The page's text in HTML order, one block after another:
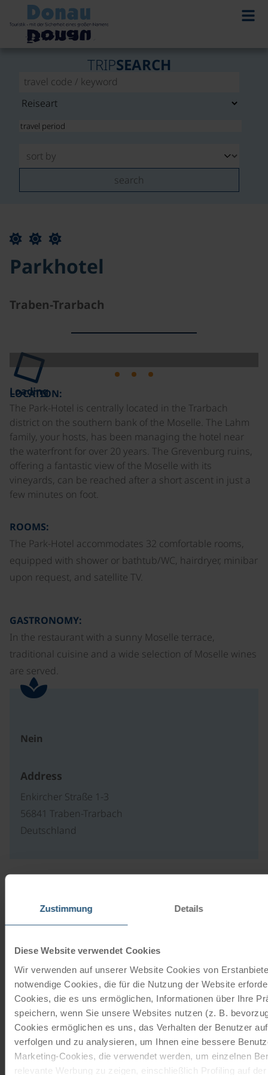
Zustimmung Details
Diese Website verwendet Cookies
Wir verwenden auf unserer Website Cookies von
notwendige Cookies, die für die Nutzung der Website
Cookies, die es uns ermöglichen, Informationen über Ihre
speichern, wenn Sie unsere Websites nutzen (z. B.
Cookies ermöglichen es uns, das Verhalten der Benutzer
verfolgen und zu analysieren, um Ihnen eine bessere
Marketing-Cookies, die verwendet werden, um einzelnen
relevante Werbung zu zeigen, einschließlich Profiling auf
TRIPSEARCH
search
Parkhotel
Traben-Trarbach
Loading
LOCATION:
The Park-Hotel is centrally located in the Trarbach
district on the southern bank of the Moselle. The Lahm
family, your hosts, has been managing the hotel near
the waterfront for over 20 years. The Grevenburg ruins,
offering a fantastic view of the Moselle with its
vineyards, can be reached after a short ascent in just a
few minutes on foot.
ROOMS:
The Park-Hotel accommodates 32 comfortable rooms,
equipped with shower or bathtub/WC, hairdryer, minibar
upon request, and satellite TV.
GASTRONOMY:
In the restaurant with a sunny Moselle terrace,
traditional cuisine and a wide selection of Moselle wines
are served.
Nein
Address
Enkircher Straße 1-3
56841 Traben-Trarbach
Deutschland
Cycling holidays, cruises and cycle cruises
ORDER NOW FREE OF CHARGE
Give the gift of unforgettable
moments!
With a travel voucher you always have the
perfect gift.